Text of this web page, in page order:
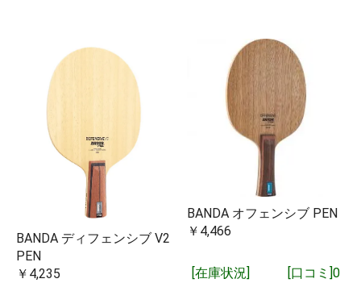
BANDA ディフェンシブ V2
PEN
￥4,235
BANDA オフェンシブ PEN
￥4,466
[在庫状況] [口コミ]0